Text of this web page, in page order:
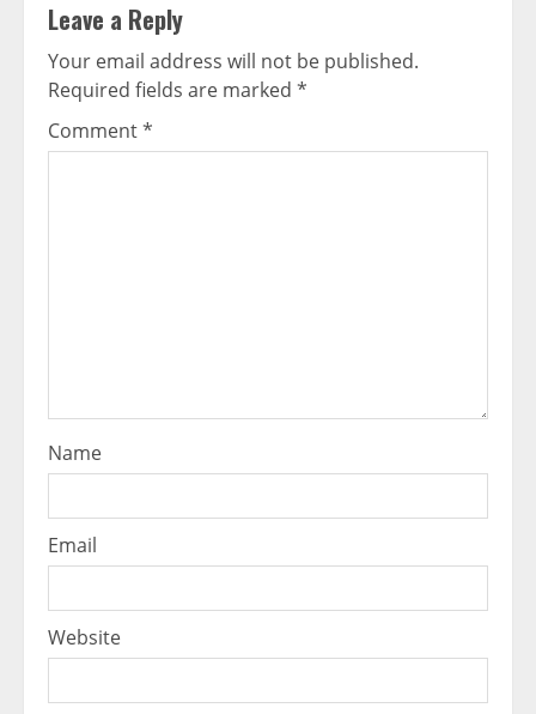
Leave a Reply
Your email address will not be published.
Required fields are marked *
Comment*
Name
Email
Website